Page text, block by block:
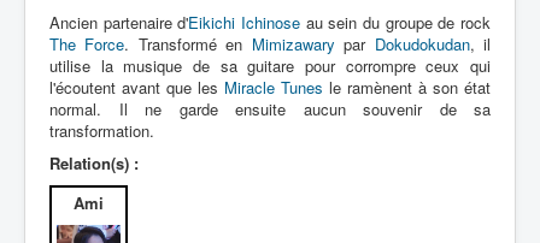
Artiste Asperger
Lexique
Idol senshi Miracle Tunes ! (アイ
ドル 戦士 ミラクル ちゅーんず !) =
Idoles guerrières Miracle Tunes !
Série
Ancien partenaire d'Eikichi Ichinose au sein du groupe de rock
The Force. Transformé en Mimizawary par Dokudokudan, il
utilise la musique de sa guitare pour corrompre ceux qui
l'écoutent avant que les Miracle Tunes le ramènent à son état
normal. Il ne garde ensuite aucun souvenir de sa
transformation.
Relation(s) :
Ami